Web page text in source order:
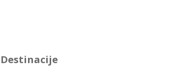
Destinacije